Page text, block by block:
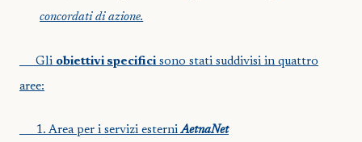
concordati di azione.
Gli obiettivi specifici sono stati suddivisi in quattro
aree:
1. Area per i servizi esterniAetnaNet